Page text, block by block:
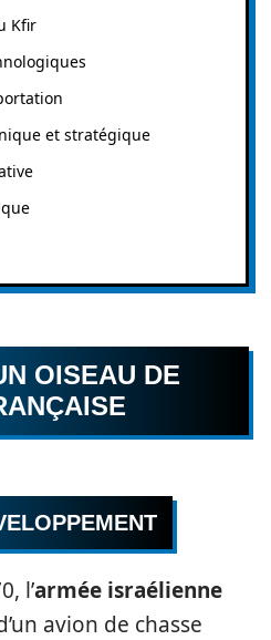
Kfir
et stratégique
OISEAU DE
l’armée israélienne
avion de chasse